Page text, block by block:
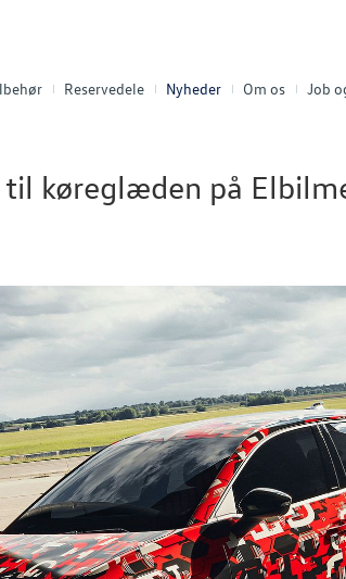
Reservedele Nyheder Om os Job
køreglæden på